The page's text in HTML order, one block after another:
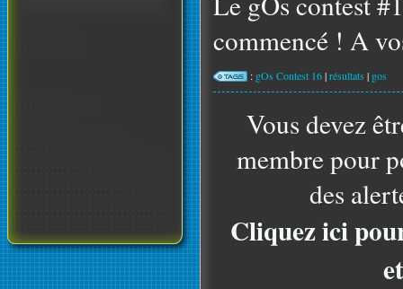
commencé ! A
: gOs Contest 16|résultats | gos
Vous devez
membre pour
des
Cliquez ici